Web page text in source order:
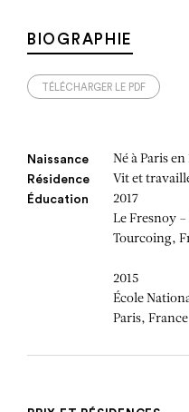
BIOGRAPHIE
TÉLÉCHARGER LE PDF
Naissance Né à Paris en
Résidence Vit et
Éducation
2017
Le Fresnoy
Tourcoing,
2015
École
Paris, France